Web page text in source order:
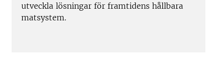
utveckla lösningar för framtidens hållbara
matsystem.